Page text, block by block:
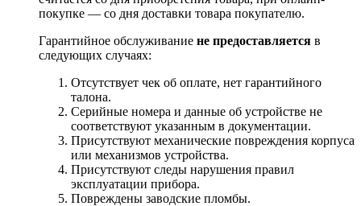
покупке — со дня доставки товара покупателю.
Гарантийное обслуживание не предоставляется в
следующих случаях:
Отсутствует чек об оплате, нет гарантийного
талона.
Серийные номера и данные об устройстве не
соответствуют указанным в документации.
Присутствуют механические повреждения корпуса
или механизмов устройства.
Присутствуют следы нарушения правил
эксплуатации прибора.
Повреждены заводские пломбы.